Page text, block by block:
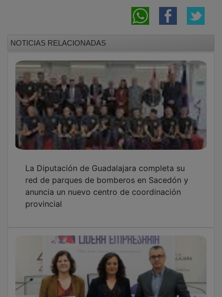
red de parques de bomberos en Sacedón y
anuncia un nuevo centro de coordinación
provincial